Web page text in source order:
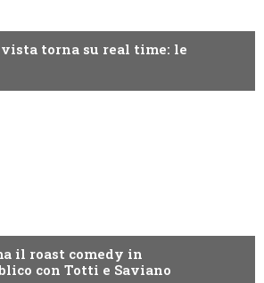
vista torna su real time: le
il roast comedy in
con Totti e Saviano